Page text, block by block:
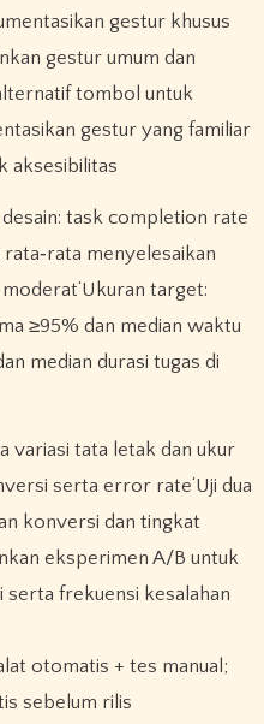
gestur khusus
gestur umum dan
tombol untuk
gestur yang familiar
aksesibilitas
task completion rate
menyelesaikan
target:
≥95% dan median waktu
median durasi tugas di
variasi tata letak dan ukur
serta error rate‘Uji dua
konversi dan tingkat
eksperimen A/B untuk
serta frekuensi kesalahan
otomatis + tes manual;
sebelum rilis